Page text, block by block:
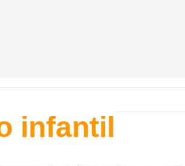
infantil